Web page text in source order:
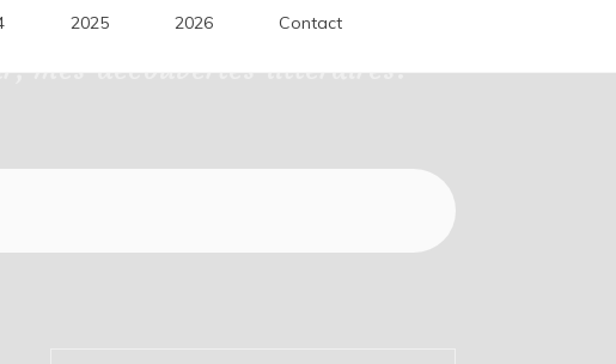
mes découvertes littéraires.
2025 2026 Contact